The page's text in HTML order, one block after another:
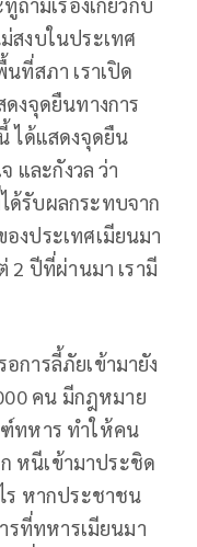
ถามเรื่องเกี่ยวกับ
สงบในประเทศ
ที่สภา เราเปิด
งจุดยืนทางการ
ได้แสดงจุดยืน
และกังวล ว่า
ด้รับผลกระทบจาก
งประเทศเมียนมา
2 ปีที่ผ่านมา เรามี
การลี้ภัยเข้ามายัง
คน มีกฎหมาย
ทหาร ทำให้คน
หนีเข้ามาประชิด
ร หากประชาชน
รที่ทหารเมียนมา